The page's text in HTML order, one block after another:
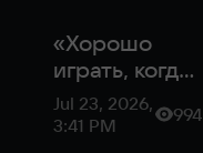
«Хорошо
играть, когда
ты
бездельник»:
Jul 23, 2026,
3:41 PM
994